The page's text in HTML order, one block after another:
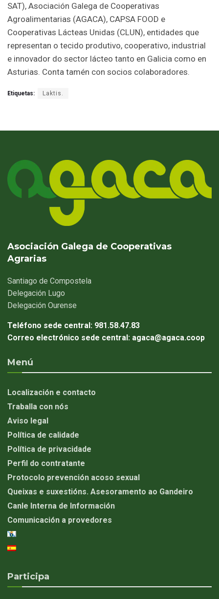
SAT), Asociación Galega de Cooperativas
Agroalimentarias (AGACA), CAPSA FOOD e
Cooperativas Lácteas Unidas (CLUN), entidades que
representan o tecido produtivo, cooperativo, industrial
e innovador do sector lácteo tanto en Galicia como en
Asturias. Conta tamén con socios colaboradores.
Etiquetas: Laktis.
Asociación Galega de Cooperativas
Agrarias
Santiago de Compostela
Delegación Lugo
Delegación Ourense
Teléfono sede central: 981.58.47.83
Correo electrónico sede central: agaca@agaca.coop
Menú
Localización e contacto
Traballa con nós
Aviso legal
Política de calidade
Política de privacidade
Perfil do contratante
Protocolo prevención acoso sexual
Queixas e suxestións. Asesoramento ao Gandeiro
Canle Interna de Información
Comunicación a provedores
Participa